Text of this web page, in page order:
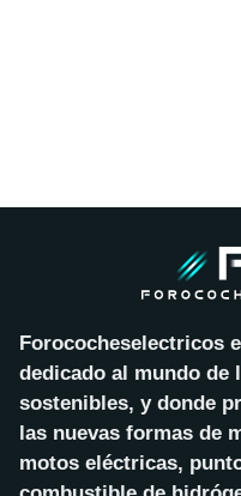
Forococheselectricos
dedicado al mundo de
sostenibles, y donde
las nuevas formas de
motos eléctricas,